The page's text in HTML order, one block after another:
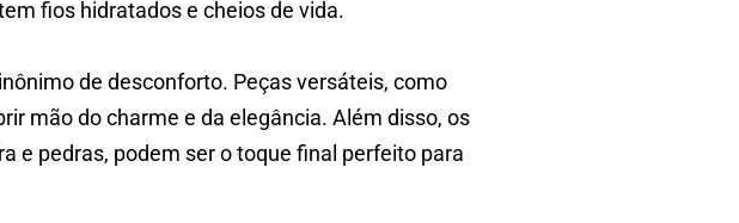
fios hidratados e cheios de vida.
de desconforto. Peças versáteis, como
mão do charme e da elegância. Além disso, os
e pedras, podem ser o toque final perfeito para